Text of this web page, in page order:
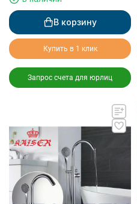
В корзину
Купить в 1 клик
Запрос счета для юрлиц